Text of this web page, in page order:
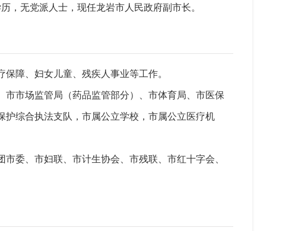
，无党派人士，现任龙岩市人民政府副市长。
障、妇女儿童、残疾人事业等工作。
市场监管局（药品监管部分）、市体育局、市医保
综合执法支队，市属公立学校，市属公立医疗机
委、市妇联、市计生协会、市残联、市红十字会、